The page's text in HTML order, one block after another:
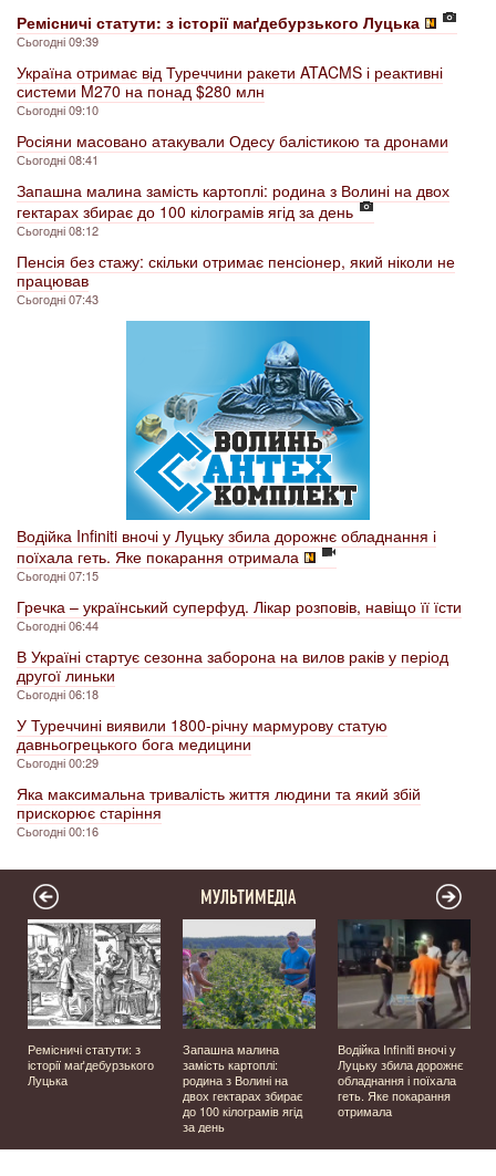
Ремісничі статути: з історії маґдебурзького Луцька
Сьогодні 09:39
Україна отримає від Туреччини ракети ATACMS і реактивні
системи M270 на понад $280 млн
Сьогодні 09:10
Росіяни масовано атакували Одесу балістикою та дронами
Сьогодні 08:41
Запашна малина замість картоплі: родина з Волині на двох
гектарах збирає до 100 кілограмів ягід за день
Сьогодні 08:12
Пенсія без стажу: скільки отримає пенсіонер, який ніколи не
працював
Сьогодні 07:43
Водійка Infiniti вночі у Луцьку збила дорожнє обладнання і
поїхала геть. Яке покарання отримала
Сьогодні 07:15
Гречка – український суперфуд. Лікар розповів, навіщо її їсти
Сьогодні 06:44
В Україні стартує сезонна заборона на вилов раків у період
другої линьки
Сьогодні 06:18
У Туреччині виявили 1800-річну мармурову статую
давньогрецького бога медицини
Сьогодні 00:29
Яка максимальна тривалість життя людини та який збій
прискорює старіння
Сьогодні 00:16
МУЛЬТИМЕДІА
Ремісничі статути: з
історії маґдебурзького
Луцька
Запашна малина
замість картоплі:
родина з Волині на
двох гектарах збирає
до 100 кілограмів ягід
за день
Водійка Infiniti вночі у
Луцьку збила дорожнє
обладнання і поїхала
геть. Яке покарання
отримала